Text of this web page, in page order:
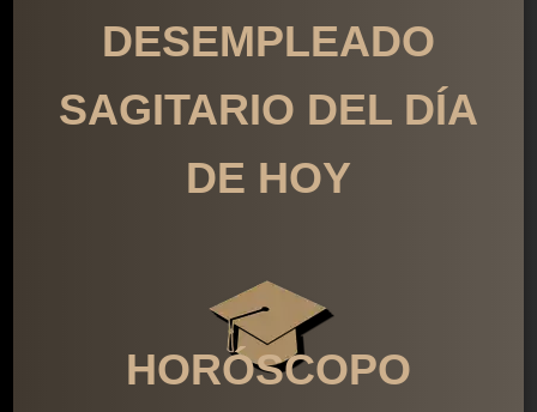
DESEMPLEADO
SAGITARIO DEL DÍA
DE HOY
HORÓSCOPO